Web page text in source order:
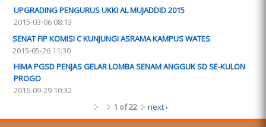
UPGRADING PENGURUS UKKI AL MUJADDID 2015
2015-03-06 08:13
SENAT FIP KOMISI C KUNJUNGI ASRAMA KAMPUS WATES
2015-05-26 11:30
HIMA PGSD PENJAS GELAR LOMBA SENAM ANGGUK SD SE-KULON
PROGO
2016-09-29 10:32
1 of 22
next ›